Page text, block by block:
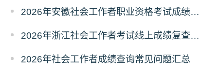
2026年安徽社会工作者职业资格考试成绩复查的通知
2026年浙江社会工作者考试线上成绩复查申请的通知
2026年社会工作者成绩查询常见问题汇总